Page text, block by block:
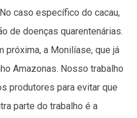
caso específico do cacau,
de doenças quarentenárias.
próxima, a Monilíase, que já
Amazonas. Nosso trabalho
produtores para evitar que
parte do trabalho é a